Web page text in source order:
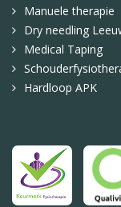
Manuele therapie
Dry needling
Medical Taping
Hardloop APK